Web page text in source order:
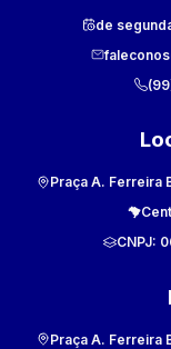
de
Praça A. Ferreira
CNPJ:
Praça A. Ferreira